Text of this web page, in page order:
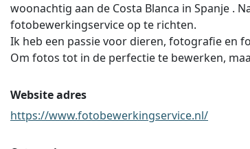
woonachtig aan de Costa Blanca in Spanje .
fotobewerkingservice op te richten.
Ik heb een passie voor dieren, fotografie en
Om fotos tot in de perfectie te bewerken,
Website adres
https://www.fotobewerkingservice.nl/